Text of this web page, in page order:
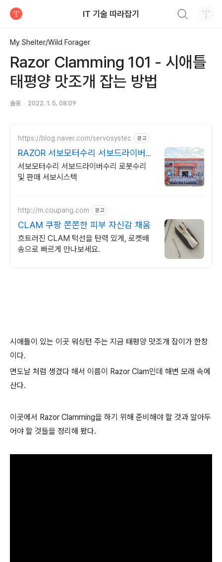
IT 기술 따라잡기
My Shelter/Wild Forager
Razor Clamming 101 - 시애틀
태평양 맛조개 잡는 방법
솔웅 2022. 1. 5. 08:09
https://blog.naver.com/servosystec 광고
RAZOR 서보모터수리 서보드라이버수
리
서보모터수리 서보드라이버수리 로봇수리
및 판매 서보시스텍
http://m.coupang.com 광고
CLAM 쿠팡 쫀쫀한 피부 자신감 채움
흐트러진 CLAM 턱선을 탄력 있게, 로켓배
송으로 빠르게 만나보세요.
시애틀이 있는 이곳 워싱턴 주는 지금 태평양 맛조개 잡이가 한창
이다.
면도날 처럼 생겼다 해서 이름이 Razor Clam인데 해변 모래 속에
산다.
이곳에서 Razor Clamming을 하기 위해 준비해야 할 것과 알아두
어야 할 것들을 정리해 봤다.